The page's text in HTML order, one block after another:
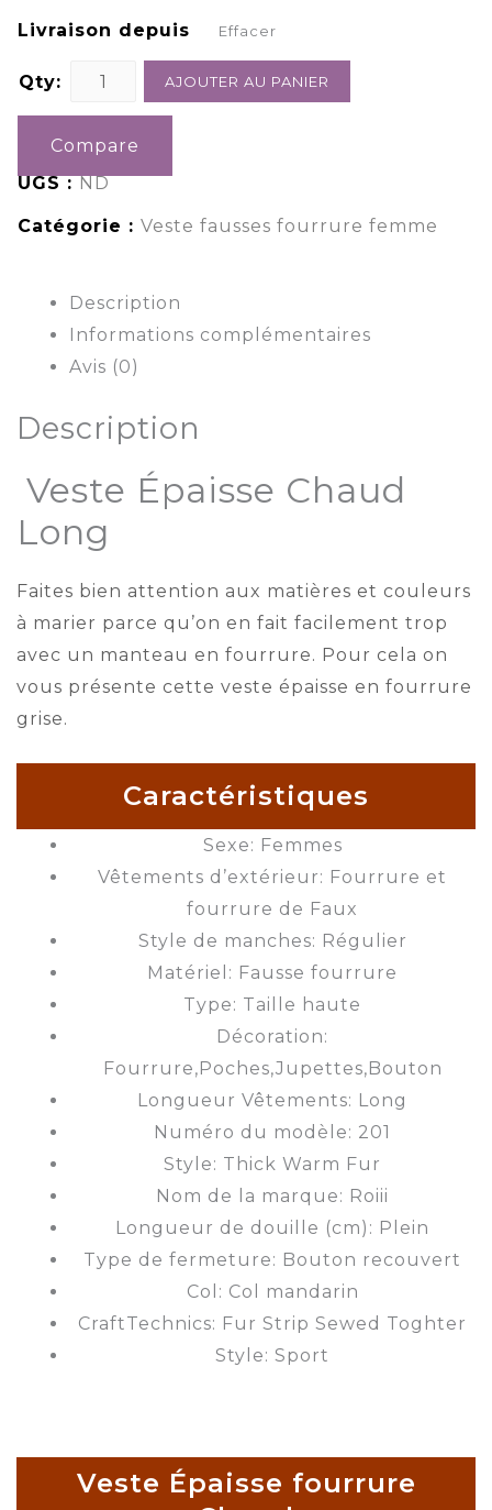
Livraison depuis Effacer
Qty: AJOUTER AU PANIER
Compare
UGS :ND
Catégorie : Veste fausses fourrure femme
Description
Informations complémentaires
Avis (0)
Description
Veste Épaisse Chaud
Long
Faites bien attention aux matières et couleurs
à marier parce qu’on en fait facilement trop
avec un manteau en fourrure. Pour cela on
vous présente cette veste épaisse en fourrure
grise.
Caractéristiques
Sexe: Femmes
Vêtements d’extérieur: Fourrure et
fourrure de Faux
Style de manches: Régulier
Matériel: Fausse fourrure
Type: Taille haute
Décoration:
Fourrure,Poches,Jupettes,Bouton
Longueur Vêtements: Long
Numéro du modèle: 201
Style: Thick Warm Fur
Nom de la marque: Roiii
Longueur de douille (cm): Plein
Type de fermeture: Bouton recouvert
Col: Col mandarin
CraftTechnics: Fur Strip Sewed Toghter
Style: Sport
Veste Épaisse fourrure